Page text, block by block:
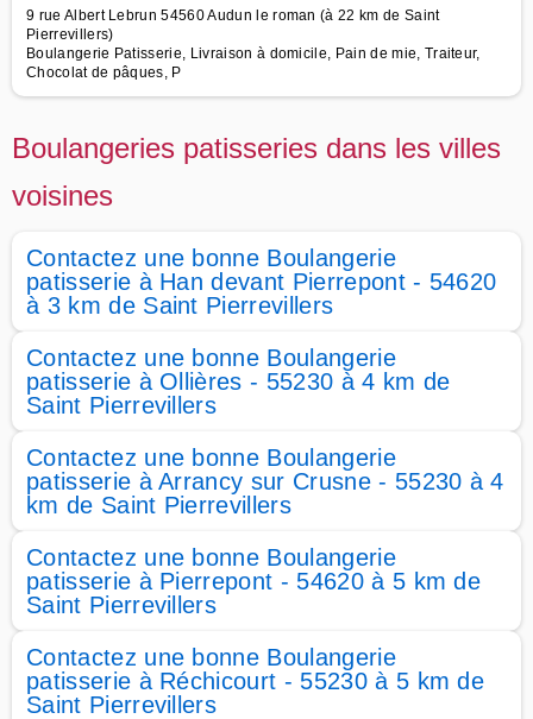
9 rue Albert Lebrun 54560 Audun le roman (à 22 km de Saint
Pierrevillers)
Boulangerie Patisserie, Livraison à domicile, Pain de mie, Traiteur,
Chocolat de pâques, P
Boulangeries patisseries dans les villes
voisines
Contactez une bonne Boulangerie
patisserie à Han devant Pierrepont - 54620
à 3 km de Saint Pierrevillers
Contactez une bonne Boulangerie
patisserie à Ollières - 55230 à 4 km de
Saint Pierrevillers
Contactez une bonne Boulangerie
patisserie à Arrancy sur Crusne - 55230 à 4
km de Saint Pierrevillers
Contactez une bonne Boulangerie
patisserie à Pierrepont - 54620 à 5 km de
Saint Pierrevillers
Contactez une bonne Boulangerie
patisserie à Réchicourt - 55230 à 5 km de
Saint Pierrevillers